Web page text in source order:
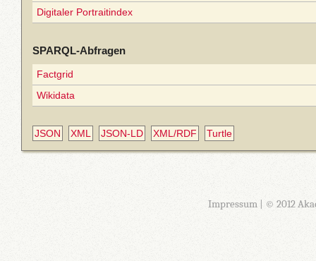
Digitaler Portraitindex
SPARQL-Abfragen
Factgrid
Wikidata
JSON XML JSON-LD XML/RDF Turtle
Impressum| © 2012